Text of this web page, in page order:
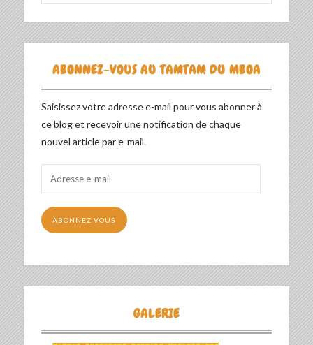
ABONNEZ-VOUS AU TAMTAM DU MBOA
Saisissez votre adresse e-mail pour vous abonner à
ce blog et recevoir une notification de chaque
nouvel article par e-mail.
mail
ABONNEZ-VOUS
GALERIE